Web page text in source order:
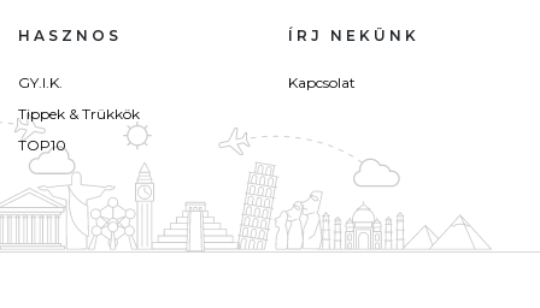
HASZNOS
GY.I.K.
Tippek & Trükkök
TOP10
ÍRJ NEKÜNK
Kapcsolat